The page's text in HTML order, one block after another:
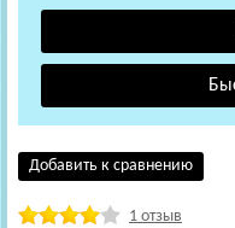
Добавить к сравнению
1 отзыв